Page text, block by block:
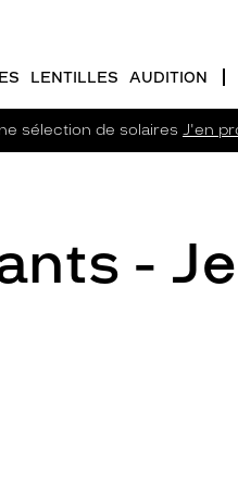
LENTILLES AUDITION
sélection de solaires J'en
-